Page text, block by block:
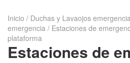
Inicio / Duchas y Lavaojos
emergencia / Estaciones de
plataforma
Estaciones de